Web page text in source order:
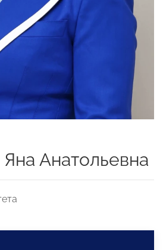
Анатольевна